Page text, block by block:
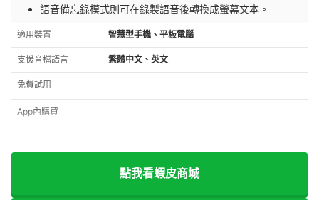
語音備忘錄模式則可在錄製語音後轉換成螢幕文本。
適用裝置 智慧型手機、平板電腦
支援音檔語言 繁體中文、英文
免費試用
App內購買
點我看蝦皮商城